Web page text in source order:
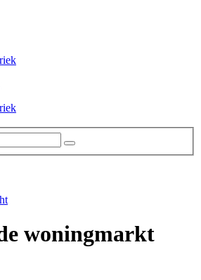
woningmarkt